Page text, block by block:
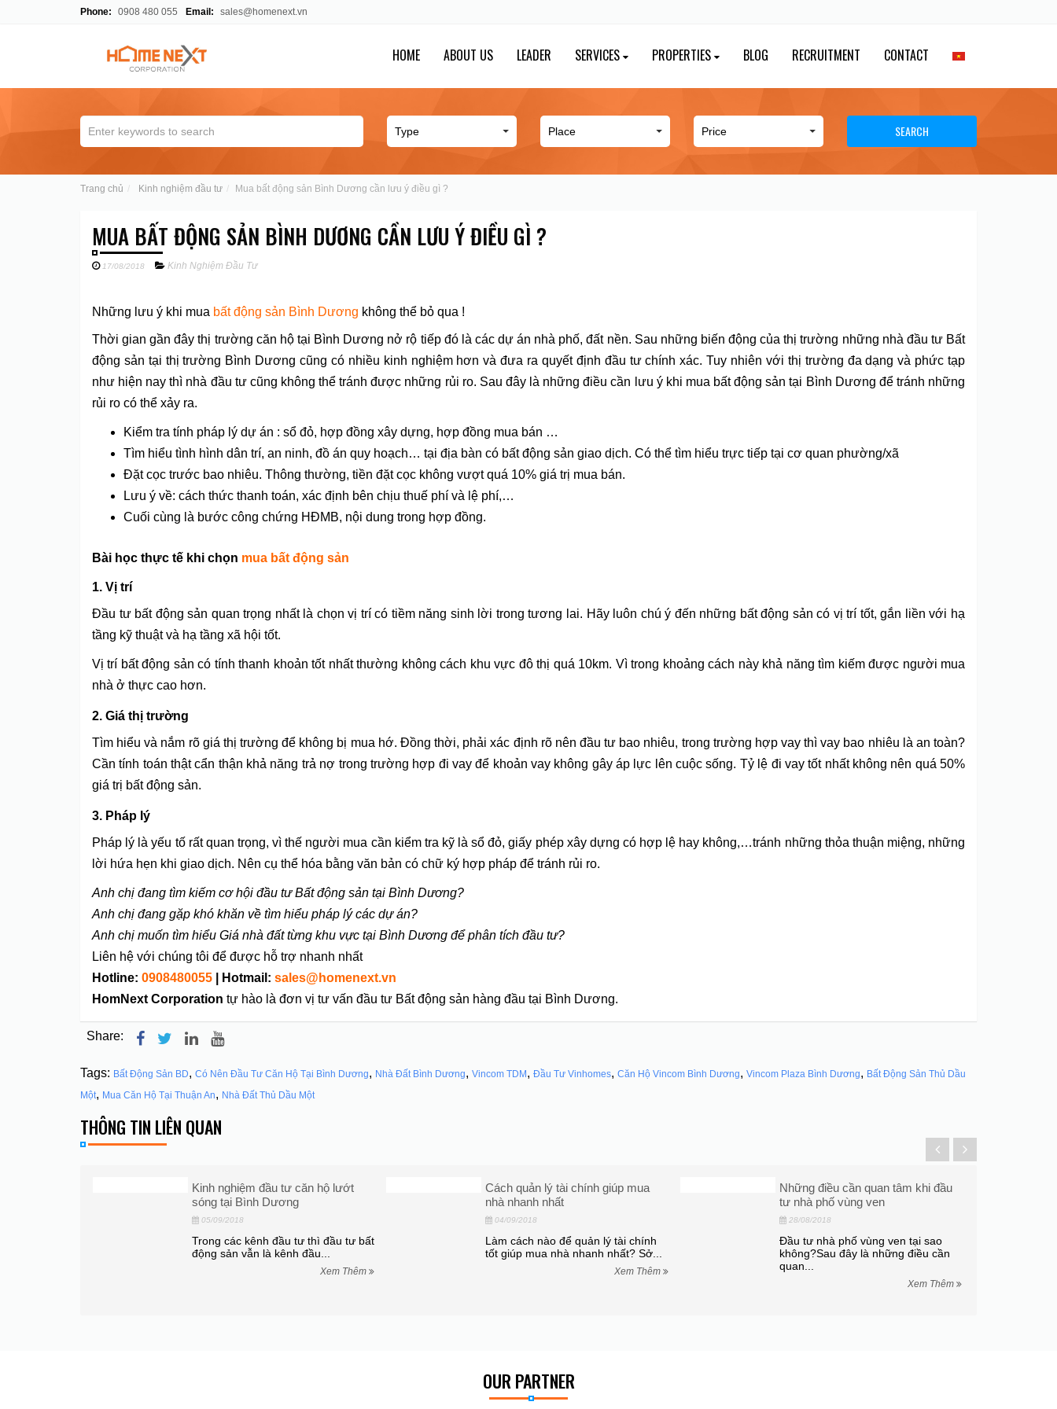
Phone: 0908 480 055 Email: sales@homenext.vn
HOME ABOUT US LEADER SERVICES PROPERTIES BLOG RECRUITMENT CONTACT
SEARCH
Trang chủ Kinh nghiệm đầu tư Mua bất động sản Bình Dương cần lưu ý điều gì ?
MUA BẤT ĐỘNG SẢN BÌNH DƯƠNG CẦN LƯU Ý ĐIỀU GÌ ?
17/08/2018 Kinh Nghiệm Đầu Tư
Những lưu ý khi mua bất động sản Bình Dương không thể bỏ qua !
Thời gian gần đây thị trường căn hộ tại Bình Dương nở rộ tiếp đó là các dự án nhà phố, đất nền. Sau những biến động của thị trường những nhà đầu tư Bất
động sản tại thị trường Bình Dương cũng có nhiều kinh nghiệm hơn và đưa ra quyết định đầu tư chính xác. Tuy nhiên với thị trường đa dạng và phức tạp
như hiện nay thì nhà đầu tư cũng không thể tránh được những rủi ro. Sau đây là những điều cần lưu ý khi mua bất động sản tại Bình Dương để tránh những
rủi ro có thể xảy ra.
Kiểm tra tính pháp lý dự án : sổ đỏ, hợp đồng xây dựng, hợp đồng mua bán …
Tìm hiểu tình hình dân trí, an ninh, đồ án quy hoạch… tại địa bàn có bất động sản giao dịch. Có thể tìm hiểu trực tiếp tại cơ quan phường/xã
Đặt cọc trước bao nhiêu. Thông thường, tiền đặt cọc không vượt quá 10% giá trị mua bán.
Lưu ý về: cách thức thanh toán, xác định bên chịu thuế phí và lệ phí,…
Cuối cùng là bước công chứng HĐMB, nội dung trong hợp đồng.
Bài học thực tế khi chọn mua bất động sản
1. Vị trí
Đầu tư bất động sản quan trọng nhất là chọn vị trí có tiềm năng sinh lời trong tương lai. Hãy luôn chú ý đến những bất động sản có vị trí tốt, gắn liền với hạ
tầng kỹ thuật và hạ tầng xã hội tốt.
Vị trí bất động sản có tính thanh khoản tốt nhất thường không cách khu vực đô thị quá 10km. Vì trong khoảng cách này khả năng tìm kiếm được người mua
nhà ở thực cao hơn.
2. Giá thị trường
Tìm hiểu và nắm rõ giá thị trường để không bị mua hớ. Đồng thời, phải xác định rõ nên đầu tư bao nhiêu, trong trường hợp vay thì vay bao nhiêu là an toàn?
Cần tính toán thật cẩn thận khả năng trả nợ trong trường hợp đi vay để khoản vay không gây áp lực lên cuộc sống. Tỷ lệ đi vay tốt nhất không nên quá 50%
giá trị bất động sản.
3. Pháp lý
Pháp lý là yếu tố rất quan trọng, vì thế người mua cần kiểm tra kỹ là sổ đỏ, giấy phép xây dựng có hợp lệ hay không,…tránh những thỏa thuận miệng, những
lời hứa hẹn khi giao dịch. Nên cụ thể hóa bằng văn bản có chữ ký hợp pháp để tránh rủi ro.
Anh chị đang tìm kiếm cơ hội đầu tư Bất động sản tại Bình Dương?
Anh chị đang gặp khó khăn về tìm hiểu pháp lý các dự án?
Anh chị muốn tìm hiểu Giá nhà đất từng khu vực tại Bình Dương để phân tích đầu tư?
Liên hệ với chúng tôi để được hỗ trợ nhanh nhất
Hotline: 0908480055 | Hotmail: sales@homenext.vn
HomNext Corporation tự hào là đơn vị tư vấn đầu tư Bất động sản hàng đầu tại Bình Dương.
Share:
Tags: Bất Động Sản BD, Có Nên Đầu Tư Căn Hộ Tại Bình Dương, Nhà Đất Bình Dương, Vincom TDM , Đầu Tư Vinhomes, Căn Hộ Vincom Bình Dương, Vincom Plaza Bình Dương, Bất Động Sản Thủ Dầu
Một, Mua Căn Hộ Tại Thuận An, Nhà Đất Thủ Dầu Một
THÔNG TIN LIÊN QUAN
Cách quản lý tài chính giúp mua
nhà nhanh nhất
04/09/2018
Làm cách nào để quản lý tài chính
tốt giúp mua nhà nhanh nhất? Sở...
Xem Thêm
Những điều cần quan tâm khi đầu
tư nhà phố vùng ven
28/08/2018
Đầu tư nhà phố vùng ven tại sao
không?Sau đây là những điều cần
Có nên mua căn hộ ở Bình Dương
không?
23/08/2018
Có nên mua căn hộ ở Bình Dương
không ? Hi vọng những chia sẻ thực
tế...
Xem Thêm
OUR PARTNER